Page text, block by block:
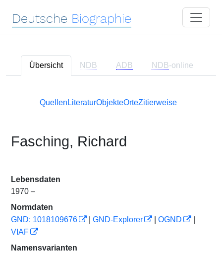
Deutsche Biographie
Übersicht NDB ADB NDB-online
Quellen LiteraturObjekteOrteZitierweise
Fasching, Richard
Lebensdaten
1970 –
Normdaten
GND: 1018109676
GND-Explorer OGND
VIAF
Namensvarianten